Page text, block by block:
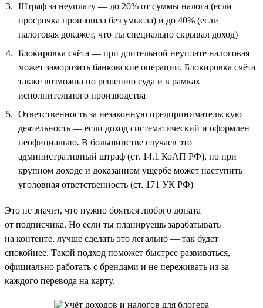
Штраф за неуплату — до 20% от суммы налога (если
просрочка произошла без умысла) и до 40% (если
налоговая докажет, что ты специально скрывал доход)
Блокировка счёта — при длительной неуплате налоговая
может заморозить банковские операции. Блокировка счёта
также возможна по решению суда и в рамках
исполнительного производства
Ответственность за незаконную предпринимательскую
деятельность — если доход систематический и оформлен
неофициально. В большинстве случаев это
административный штраф (ст. 14.1 КоАП РФ), но при
крупном доходе и доказанном ущербе может наступить
уголовная ответственность (ст. 171 УК РФ)
Это не значит, что нужно бояться любого доната
от подписчика. Но если ты планируешь зарабатывать
на контенте, лучше сделать это легально — так будет
спокойнее. Такой подход поможет быстрее развиваться,
официально работать с брендами и не переживать из-за
каждого перевода на карту.